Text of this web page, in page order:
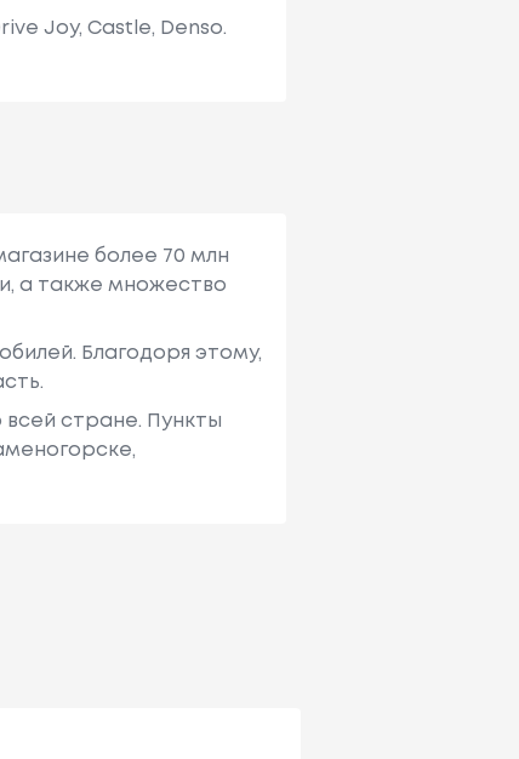
Joy, Castle, Denso.
более 70 млн
а также множество
Благодоря этому,
стране. Пункты